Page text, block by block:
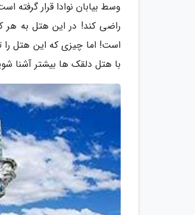
وسط بیابان نوادا قرار
راضی کند! در این هتل به هر
است! اما چیزی که این هتل را
با هتل دلقک ها بیشتر آشنا